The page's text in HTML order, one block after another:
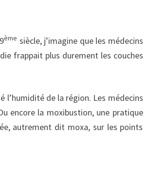
ème siècle, j’imagine que les médecins
frappait plus durement les couches
l’humidité de la région. Les médecins
encore la moxibustion, une pratique
autrement dit moxa, sur les points